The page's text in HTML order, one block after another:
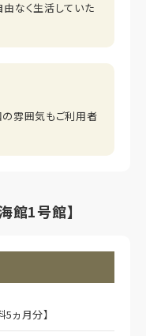
なく生活していた
の雰囲気もご利用者
館1号館】
ヵ月分】